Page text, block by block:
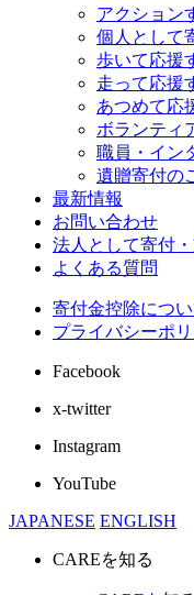
アクション
個人として
歩いて応援
走って応援
あつめて応
ボランティ
職員・イン
遺贈寄付の
最新情報
お問い合わせ
法人として寄付
よくある質問
寄付金控除につ
プライバシーポ
Facebook
x-twitter
Instagram
YouTube
JAPANESE ENGLISH
CAREを知る